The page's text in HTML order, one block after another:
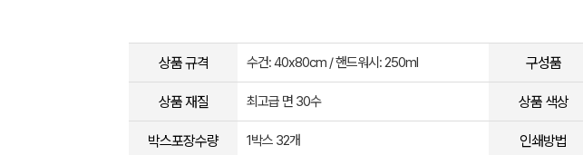
상품 규격 수건: 40x80cm / 핸드워시: 250ml 구성품
상품 재질 최고급 면 30수 상품 색상
박스포장수량 1박스 32개 인쇄방법